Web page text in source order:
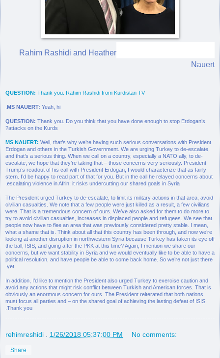
Rahim Rashidi and Heather
Nauert
QUESTION: Thank you. Rahim Rashidi from Kurdistan TV
MS NAUERT: Yeah, hi.
QUESTION: Thank you. Do you think that you have done enough to stop Erdogan’s
attacks on the Kurds?
MS NAUERT: Well, that’s why we’re having such serious conversations with President
Erdogan and others in the Turkish Government. We are urging Turkey to de-escalate,
and that’s a serious thing. When we call on a country, especially a NATO ally, to de-
escalate, we hope that they’re taking that – those concerns very seriously. President
Trump’s readout of his call with President Erdogan, I would characterize that as fairly
stern. I’d be happy to read part of that for you. But in the call he relayed concerns about
escalating violence in Afrin; it risks undercutting our shared goals in Syria.
The President urged Turkey to de-escalate, to limit its military actions in that area, avoid
civilian casualties. We note that a few people were just killed as a result, a few civilians
were. That is a tremendous concern of ours. We’ve also asked for them to do more to
try to avoid civilian casualties, increases in displaced people and refugees. We see that
people now have to flee an area that was previously considered pretty stable. I mean,
what a shame that is. Think about all that this country has been through, and now we’re
looking at another disruption in northwestern Syria because Turkey has taken its eye off
the ball, ISIS, and going after the PKK at this time? Again, I mention we share our
concerns, but we want stability in Syria and we would eventually like to be able to have a
political resolution, and have people be able to come back home. So we’re not just there
yet.
In addition, I’d like to mention the President also urged Turkey to exercise caution and
avoid any actions that might risk conflict between Turkish and American forces. That is
obviously an enormous concern for ours. The President reiterated that both nations
must focus all parties and – on the shared goal of achieving the lasting defeat of ISIS.
Thank you.
rehimreshidi 1/26/2018 05:37:00 PM No comments:
Share